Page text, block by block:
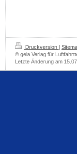
Druckversion |
© gela Verlag für
Letzte Änderung am